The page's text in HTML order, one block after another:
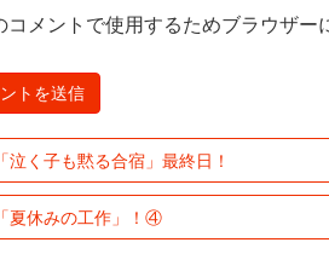
コメントで使用するためブラウザー
「泣く子も黙る合宿」最終日！
「夏休みの工作」！④